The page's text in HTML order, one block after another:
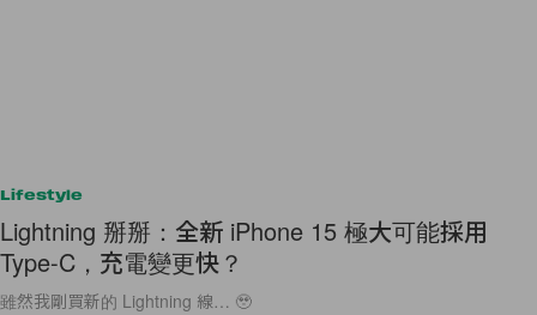
Lifestyle
Lightning 掰掰：全新 iPhone 15 極大可能採用
Type-C，充電變更快？
雖然我剛買新的 Lightning 線… 🥹